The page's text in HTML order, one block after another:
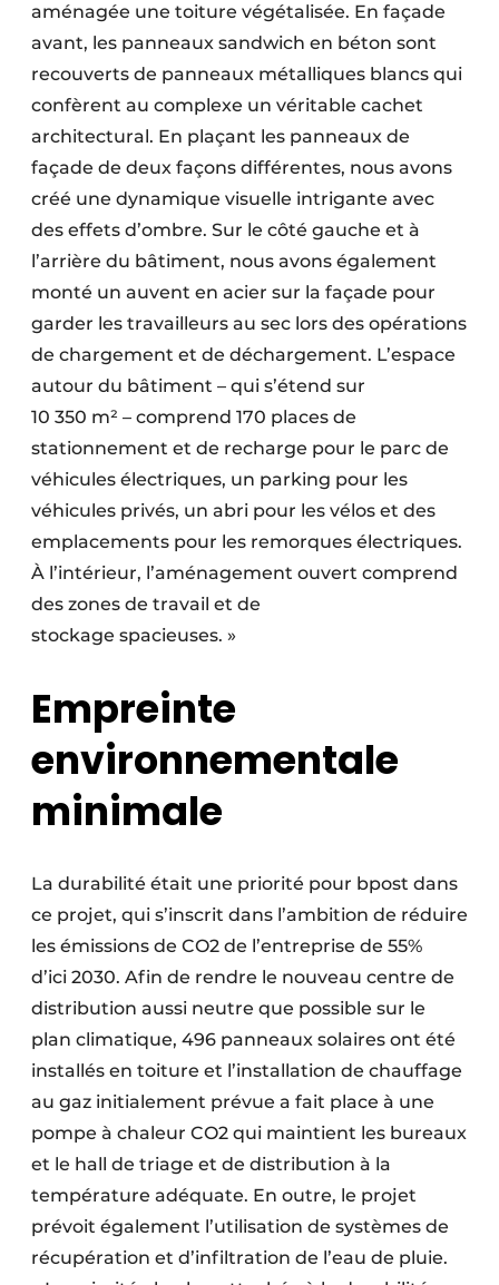
aménagée une toiture végétalisée. En façade
avant, les panneaux sandwich en béton sont
recouverts de panneaux métalliques blancs qui
confèrent au complexe un véritable cachet
architectural. En plaçant les panneaux de
façade de deux façons différentes, nous avons
créé une dynamique visuelle intrigante avec
des effets d’ombre. Sur le côté gauche et à
l’arrière du bâtiment, nous avons également
monté un auvent en acier sur la façade pour
garder les travailleurs au sec lors des opérations
de chargement et de déchargement. L’espace
autour du bâtiment – qui s’étend sur
10 350 m² – comprend 170 places de
stationnement et de recharge pour le parc de
véhicules électriques, un parking pour les
véhicules privés, un abri pour les vélos et des
emplacements pour les remorques électriques.
À l’intérieur, l’aménagement ouvert comprend
des zones de travail et de
stockage spacieuses. »
Empreinte
environnementale
minimale
La durabilité était une priorité pour bpost dans
ce projet, qui s’inscrit dans l’ambition de réduire
les émissions de CO2 de l’entreprise de 55%
d’ici 2030. Afin de rendre le nouveau centre de
distribution aussi neutre que possible sur le
plan climatique, 496 panneaux solaires ont été
installés en toiture et l’installation de chauffage
au gaz initialement prévue a fait place à une
pompe à chaleur CO2 qui maintient les bureaux
et le hall de triage et de distribution à la
température adéquate. En outre, le projet
prévoit également l’utilisation de systèmes de
récupération et d’infiltration de l’eau de pluie.